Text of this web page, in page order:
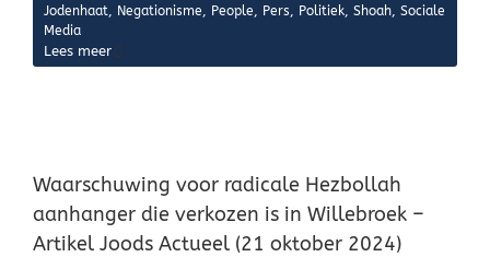
Jodenhaat, Negationisme, People, Pers, Politiek, Shoah, Sociale
Media
Lees meer
Waarschuwing voor radicale Hezbollah
aanhanger die verkozen is in Willebroek –
Artikel Joods Actueel (21 oktober 2024)